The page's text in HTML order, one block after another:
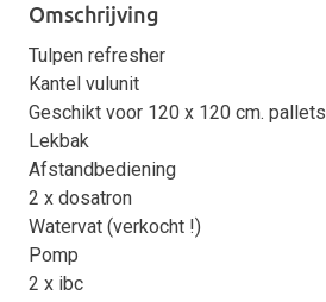
Omschrijving
Tulpen refresher
Kantel vulunit
Geschikt voor 120 x 120 cm. pallets
Lekbak
Afstandbediening
2 x dosatron
Watervat (verkocht !)
Pomp
2 x ibc